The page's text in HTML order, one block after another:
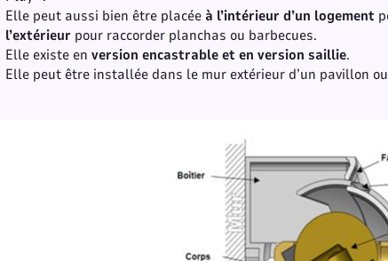
Elle peut aussi bien être placée à l’intérieur d’un logement
l’extérieur pour raccorder planchas ou barbecues.
Elle existe en version encastrable et en version saillie.
Elle peut être installée dans le mur extérieur d’un pavillon